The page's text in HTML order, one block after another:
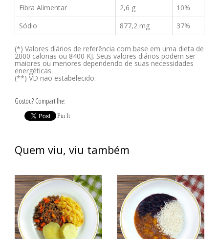
Fibra Alimentar
2,6 g
10%
Sódio
877,2 mg 37%
(*) Valores diários de referência com base em uma dieta de
2000 calorias ou 8400 KJ. Seus valores diários podem ser
maiores ou menores dependendo de suas necessidades
energéticas.
(**) VD não estabelecido.
Gostou? Compartilhe:
Pin It
Quem viu, viu também